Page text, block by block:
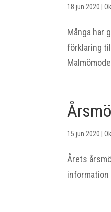
18 jun 2020 |
Många har
förklaring
15 jun 2020 |
Årets
information